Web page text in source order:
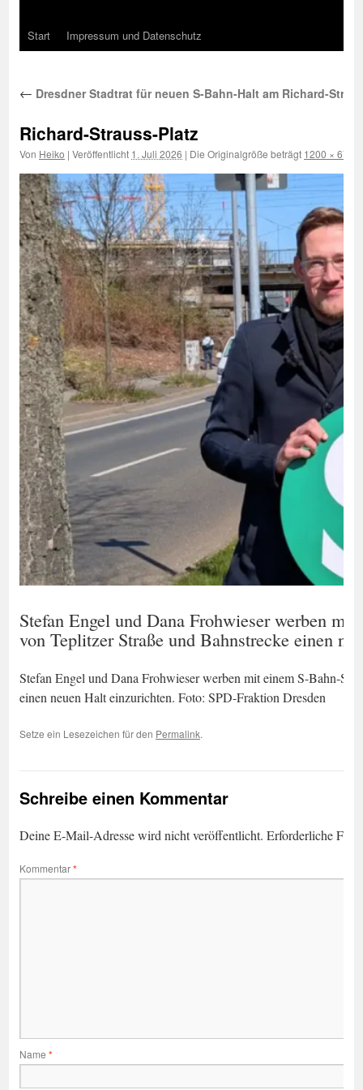
Start Impressum und Datenschutz
← Dresdner Stadtrat für neuen S-Bahn-Halt am Richard-
Richard-Strauss-Platz
Von Heiko | Veröffentlicht 1. Juli 2026 | Die Originalgröße beträgt 1200 × 676
Stefan Engel und Dana Frohwieser werben
von Teplitzer Straße und Bahnstrecke einen
Stefan Engel und Dana Frohwieser werben mit einem S-Bahn-
einen neuen Halt einzurichten. Foto: SPD-Fraktion Dresden
Setze ein Lesezeichen für den Permalink.
Schreibe einen Kommentar
Deine E-Mail-Adresse wird nicht veröffentlicht. Erforderliche
Kommentar*
Name *